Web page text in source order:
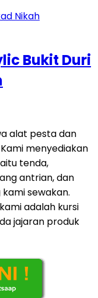
Bukit Duri
alat pesta dan
menyediakan
tenda,
antrian, dan
sewakan.
adalah kursi
jajaran produk